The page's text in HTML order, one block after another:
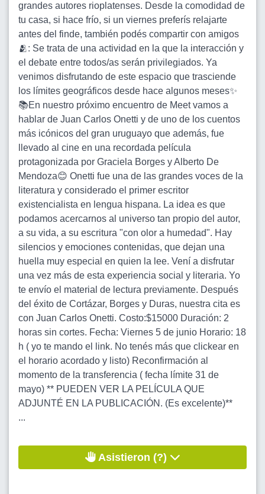
grandes autores rioplatenses. Desde la comodidad de
tu casa, si hace frío, si un viernes preferís relajarte
antes del finde, también podés compartir con amigos
🫂: Se trata de una actividad en la que la interacción y
el debate entre todos/as serán privilegiados. Ya
venimos disfrutando de este espacio que trasciende
los límites geográficos desde hace algunos meses✨
📚En nuestro próximo encuentro de Meet vamos a
hablar de Juan Carlos Onetti y de uno de los cuentos
más icónicos del gran uruguayo que además, fue
llevado al cine en una recordada película
protagonizada por Graciela Borges y Alberto De
Mendoza😊 Onetti fue una de las grandes voces de la
literatura y considerado el primer escritor
existencialista en lengua hispana. La idea es que
podamos acercarnos al universo tan propio del autor,
a su vida, a su escritura "con olor a humedad". Hay
silencios y emociones contenidas, que dejan una
huella muy especial en quien la lee. Vení a disfrutar
una vez más de esta experiencia social y literaria. Yo
te envío el material de lectura previamente. Después
del éxito de Cortázar, Borges y Duras, nuestra cita es
con Juan Carlos Onetti. Costo:$15000 Duración: 2
horas sin cortes. Fecha: Viernes 5 de junio Horario: 18
h ( yo te mando el link. No tenés más que clickear en
el horario acordado y listo) Reconfirmación al
momento de la transferencia ( fecha límite 31 de
mayo) ** PUEDEN VER LA PELÍCULA QUE
ADJUNTÉ EN LA PUBLICACIÓN. (Es excelente)**
...
Asistieron (?)